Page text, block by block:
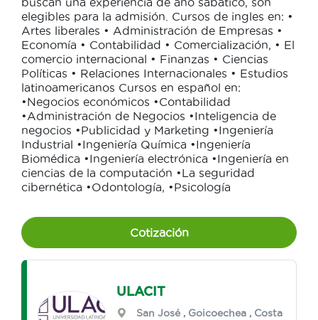
elegibles para la admisión. Cursos de ingles en: •
Artes liberales • Administración de Empresas •
Economía • Contabilidad • Comercialización, • El
comercio internacional • Finanzas • Ciencias
Políticas • Relaciones Internacionales • Estudios
latinoamericanos Cursos en español en:
•Negocios económicos •Contabilidad
•Administración de Negocios •Inteligencia de
negocios •Publicidad y Marketing •Ingeniería
Industrial •Ingeniería Química •Ingeniería
Biomédica •Ingeniería electrónica •Ingeniería en
ciencias de la computación •La seguridad
cibernética •Odontología, •Psicología
Cotización
ULACIT
San José , Goicoechea , Costa